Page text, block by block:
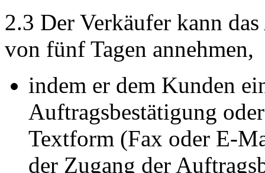
2.3 Der Verkäufer kann
von fünf Tagen annehmen,
indem er dem Kunden
Auftragsbestätigung
Textform (Fax oder E-
der Zugang der